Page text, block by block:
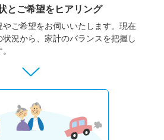
と ご希望をヒアリング
ご希望をお伺いいたします。 現在
況から、家計のバランスを把握し